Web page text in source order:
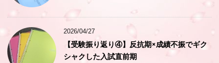
2026/04/27
【受験振り返り④】反抗期×成績不振でギク
シャクした入試直前期